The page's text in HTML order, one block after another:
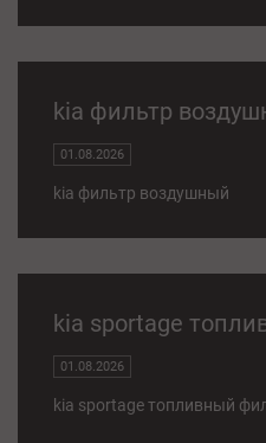
kia фильтр
01.08.2026
kia фильтр воздушный
kia sportage
01.08.2026
kia sportage топливный